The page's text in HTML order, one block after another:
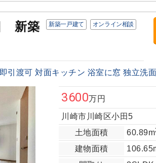
新築
新築一戸建て オンライン相談
引渡可 対面キッチン 浴室に窓 独立洗
3600万円
川崎市川崎区小田5
土地面積
60.89m
建物面積